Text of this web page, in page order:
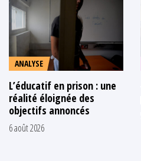
ANALYSE
L’éducatif en prison : une
réalité éloignée des
objectifs annoncés
6 août 2026